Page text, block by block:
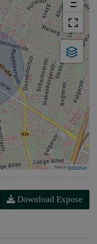
Tiles ©basemap.at
Download Expose